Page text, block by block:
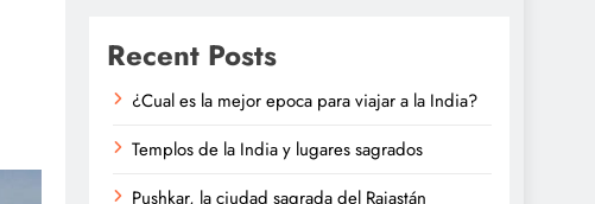
Recent Posts
¿Cual es la mejor epoca para viajar a la India?
Templos de la India y lugares sagrados
Pushkar, la ciudad sagrada del Rajastán